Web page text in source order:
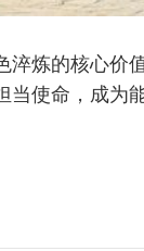
淬炼的核心价
当使命，成为